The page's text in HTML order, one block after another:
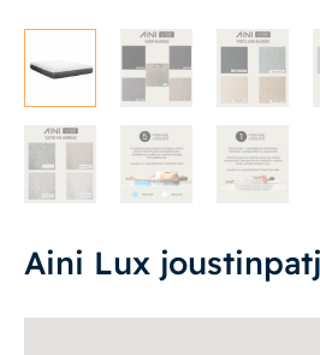
Kerros- ja parvisängyt
Yöpöydät
Lapsille
Lapsille
Pöydät ja tuolit
Säilytys
Aini Lux